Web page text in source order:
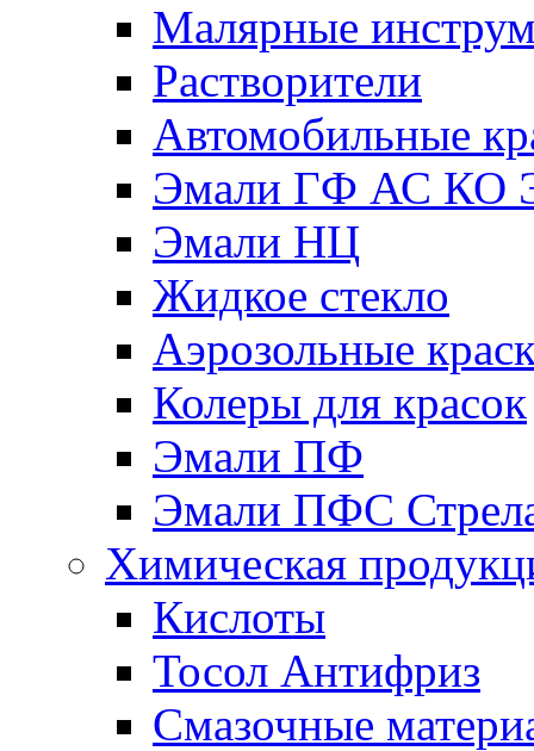
Малярные
Растворители
Автомобильные
Эмали ГФ АС КО
Эмали НЦ
Жидкое стекло
Аэрозольные
Колеры для красок
Эмали ПФ
Эмали ПФС
Химическая
Кислоты
Тосол Антифриз
Смазочные